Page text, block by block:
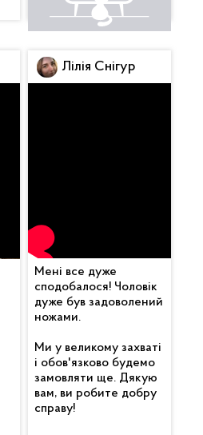
Мені все дуже
сподобалося! Чоловік
дуже був задоволений
ножами.
Ми у великому захваті
і обов'язково будемо
замовляти ще. Дякую
вам, ви робите добру
справу!
Лілія Снігур